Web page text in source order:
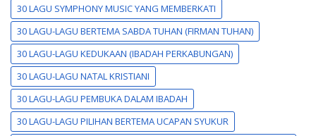
30 LAGU SYMPHONY MUSIC YANG MEMBERKATI
30 LAGU-LAGU BERTEMA SABDA TUHAN (FIRMAN TUHAN)
30 LAGU-LAGU KEDUKAAN (IBADAH PERKABUNGAN)
30 LAGU-LAGU NATAL KRISTIANI
30 LAGU-LAGU PEMBUKA DALAM IBADAH
30 LAGU-LAGU PILIHAN BERTEMA UCAPAN SYUKUR